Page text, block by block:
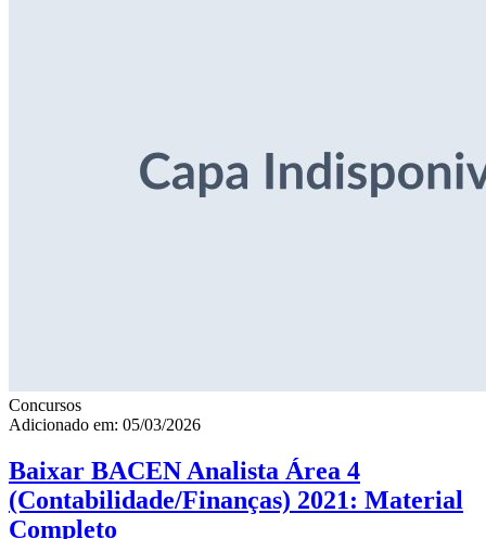
Concursos
Adicionado em: 05/03/2026
Baixar BACEN Analista Área 4
(Contabilidade/Finanças) 2021: Material
Completo